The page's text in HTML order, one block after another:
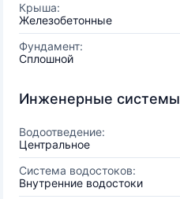
Крыша:
Железобетонные
Фундамент:
Сплошной
Инженерные системы
Водоотведение:
Центральное
Система водостоков:
Внутренние водостоки